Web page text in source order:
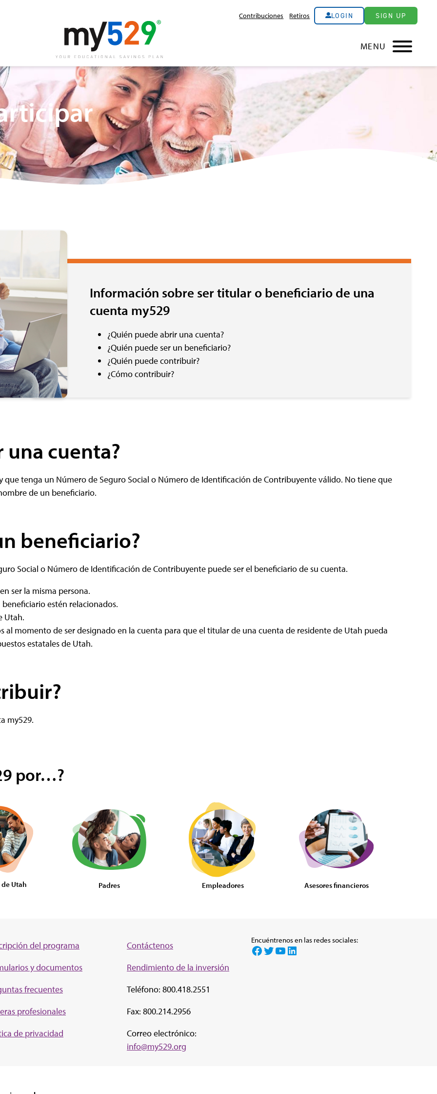
Contribuciones Retiros LOGIN SIGN UP
MENU
Información sobre ser titular o beneficiario de una
cuenta my529
¿Quién puede abrir una cuenta?
¿Quién puede ser un beneficiario?
¿Quién puede contribuir?
¿Cómo contribuir?
cuenta?
que tenga un Número de Seguro Social o Número de Identificación de Contribuyente válido. No tiene que
de un beneficiario.
beneficiario?
Social o Número de Identificación de Contribuyente puede ser el beneficiario de su cuenta.
ser la misma persona.
estén relacionados.
Utah.
al momento de ser designado en la cuenta para que el titular de una cuenta de residente de Utah pueda
estatales de Utah.
my529.
por…?
Utah Padres Empleadores Asesores financieros
del programa
y documentos
frecuentes
profesionales
de privacidad
Contáctenos
Rendimiento de la inversión
Teléfono: 800.418.2551
Fax: 800.214.2956
Correo electrónico:
info@my529.org
Encuéntrenos en las redes sociales:
Facebook Twitter YouTube LinkedIn